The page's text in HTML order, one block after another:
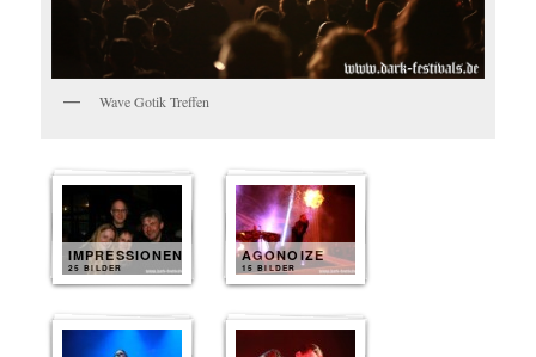
Wave Gotik Treffen
IMPRESSIONEN
25 BILDER
AGONOIZE
15 BILDER